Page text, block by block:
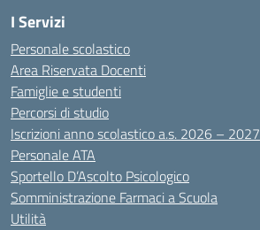
I Servizi
Personale scolastico
Area Riservata Docenti
Famiglie e studenti
Percorsi di studio
Iscrizioni anno scolastico a.s. 2026 – 2027
Personale ATA
Sportello D’Ascolto Psicologico
Somministrazione Farmaci a Scuola
Utilità